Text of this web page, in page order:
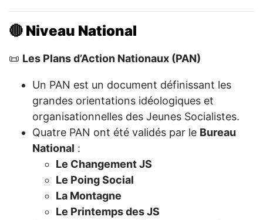
🔴 Niveau National
📜 Les Plans d’Action Nationaux (PAN)
Un PAN est un document définissant les
grandes orientations idéologiques et
organisationnelles des Jeunes Socialistes.
Quatre PAN ont été validés par le Bureau
National :
Le Changement JS
Le Poing Social
La Montagne
Le Printemps des JS